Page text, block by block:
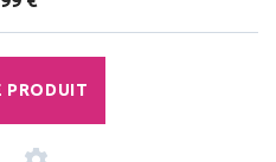
PRODUIT